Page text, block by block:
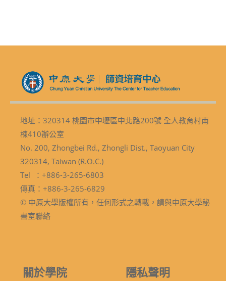
地址：320314 桃園市中壢區中北路200號 全人教育村南
棟410辦公室
No. 200, Zhongbei Rd., Zhongli Dist., Taoyuan City
320314, Taiwan (R.O.C.)
Tel ：+886-3-265-6803
傳真：+886-3-265-6829
© 中原大學版權所有，任何形式之轉載，請與中原大學秘
書室聯絡
關於學院 隱私聲明